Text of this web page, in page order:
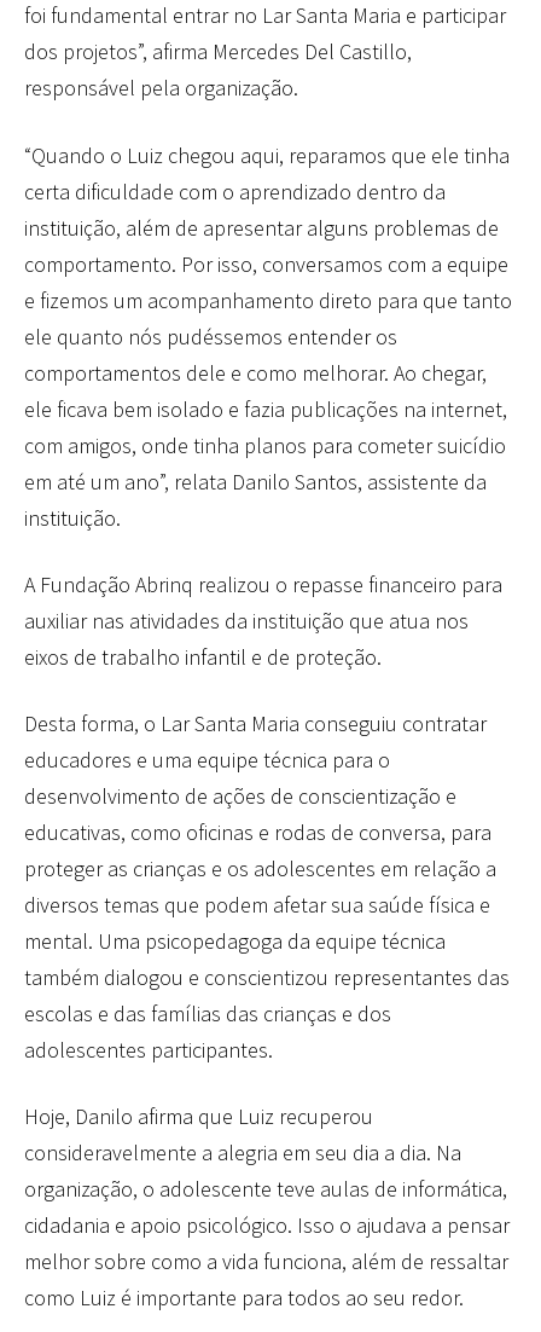
foi fundamental entrar no Lar Santa Maria e participar
dos projetos”, afirma Mercedes Del Castillo,
responsável pela organização.
“Quando o Luiz chegou aqui, reparamos que ele tinha
certa dificuldade com o aprendizado dentro da
instituição, além de apresentar alguns problemas de
comportamento. Por isso, conversamos com a equipe
e fizemos um acompanhamento direto para que tanto
ele quanto nós pudéssemos entender os
comportamentos dele e como melhorar. Ao chegar,
ele ficava bem isolado e fazia publicações na internet,
com amigos, onde tinha planos para cometer suicídio
em até um ano”, relata Danilo Santos, assistente da
instituição.
A Fundação Abrinq realizou o repasse financeiro para
auxiliar nas atividades da instituição que atua nos
eixos de trabalho infantil e de proteção.
Desta forma, o Lar Santa Maria conseguiu contratar
educadores e uma equipe técnica para o
desenvolvimento de ações de conscientização e
educativas, como oficinas e rodas de conversa, para
proteger as crianças e os adolescentes em relação a
diversos temas que podem afetar sua saúde física e
mental. Uma psicopedagoga da equipe técnica
também dialogou e conscientizou representantes das
escolas e das famílias das crianças e dos
adolescentes participantes.
Hoje, Danilo afirma que Luiz recuperou
consideravelmente a alegria em seu dia a dia. Na
organização, o adolescente teve aulas de informática,
cidadania e apoio psicológico. Isso o ajudava a pensar
melhor sobre como a vida funciona, além de ressaltar
como Luiz é importante para todos ao seu redor.